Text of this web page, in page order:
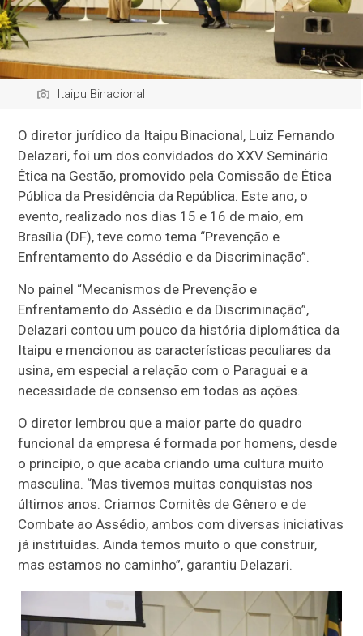
Itaipu Binacional
O diretor jurídico da Itaipu Binacional, Luiz Fernando
Delazari, foi um dos convidados do XXV Seminário
Ética na Gestão, promovido pela Comissão de Ética
Pública da Presidência da República. Este ano, o
evento, realizado nos dias 15 e 16 de maio, em
Brasília (DF), teve como tema “Prevenção e
Enfrentamento do Assédio e da Discriminação”.
No painel “Mecanismos de Prevenção e
Enfrentamento do Assédio e da Discriminação”,
Delazari contou um pouco da história diplomática da
Itaipu e mencionou as características peculiares da
usina, em especial a relação com o Paraguai e a
necessidade de consenso em todas as ações.
O diretor lembrou que a maior parte do quadro
funcional da empresa é formada por homens, desde
o princípio, o que acaba criando uma cultura muito
masculina. “Mas tivemos muitas conquistas nos
últimos anos. Criamos Comitês de Gênero e de
Combate ao Assédio, ambos com diversas iniciativas
já instituídas. Ainda temos muito o que construir,
mas estamos no caminho”, garantiu Delazari.